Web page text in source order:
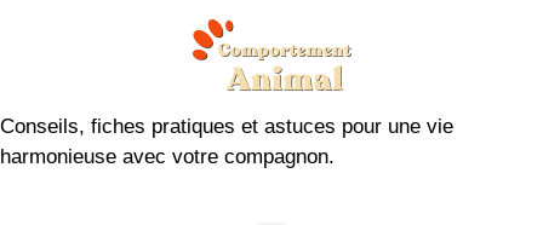
Conseils, fiches pratiques et astuces pour une vie
harmonieuse avec votre compagnon.